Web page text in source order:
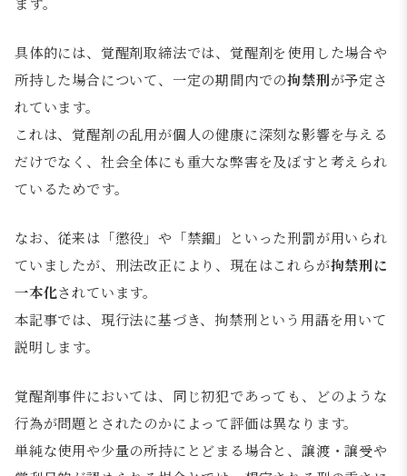
具体的には、覚醒剤取締法では、覚醒剤を使用した場合や
所持した場合について、一定の期間内での拘禁刑が予定さ
れています。
これは、覚醒剤の乱用が個人の健康に深刻な影響を与える
だけでなく、社会全体にも重大な弊害を及ぼすと考えられ
ているためです。
なお、従来は「懲役」や「禁錮」といった刑罰が用いられ
ていましたが、刑法改正により、現在はこれらが拘禁刑に
一本化されています。
本記事では、現行法に基づき、拘禁刑という用語を用いて
説明します。
覚醒剤事件においては、同じ初犯であっても、どのような
行為が問題とされたのかによって評価は異なります。
単純な使用や少量の所持にとどまる場合と、譲渡・譲受や